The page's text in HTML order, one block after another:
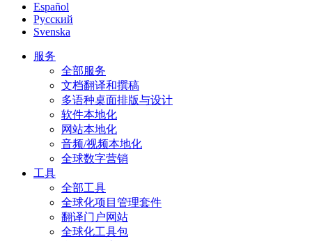
Español
Русский
Svenska
服务
全部服务
文档翻译和撰稿
多语种桌面排版与设计
软件本地化
网站本地化
音频/视频本地化
全球数字营销
工具
全部工具
全球化项目管理套件
翻译门户网站
全球化工具包